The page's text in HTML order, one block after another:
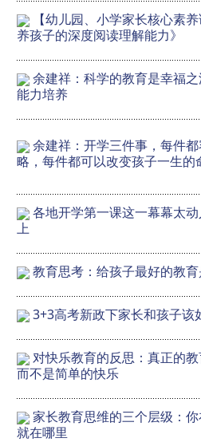
【幼儿园、小学家长核心素
养孩子的深度阅读理解能力》
余建祥：科学的教育是幸福
能力培养
余建祥：开学三件事，每件
略，每件都可以改变孩子一生的
各地开学第一课这一幕幕太
上
教育思考：给孩子最好的教
3+3高考新政下家长和孩子该
对快乐教育的反思：真正的教
而不是简单的快乐
家长教育思维的三个层级：
就在哪里